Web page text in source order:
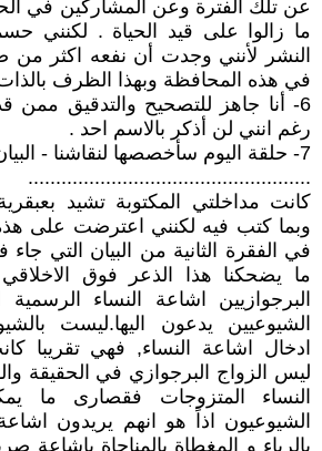
عن تلك الفترة وعن المشاركين في
ما زالوا على قيد الحياة . لكنني
النشر لأنني وجدت أن نفعه اكثر من
في هذه المحافظة وبهذا الظرف
6- أنا جاهز للتصحيح والتدقيق ممن
رغم انني لن أذكر بالاسم احد .
7- حلقة اليوم سأخصصها لنقاشنا - البيان الشيوعي -
...................................................
كانت مداخلتي المكتوبة تشيد
وبما كتب فيه لكنني اعترضت على هذه
في الفقرة الثانية من البيان التي
ما يضحكنا هذا الذعر فوق
البرجوازيين اشاعة النساء
الشيوعيين يدعون اليها.ليست
ادخال اشاعة النساء, فهي تقريبا
ليس الزواج البرجوازي في الحقيقة
النساء المتزوجات فقصارى ما
الشيوعيون اذاً هو انهم يريدون
بالرياء و المغطاة بالمناجاة بإشاعة